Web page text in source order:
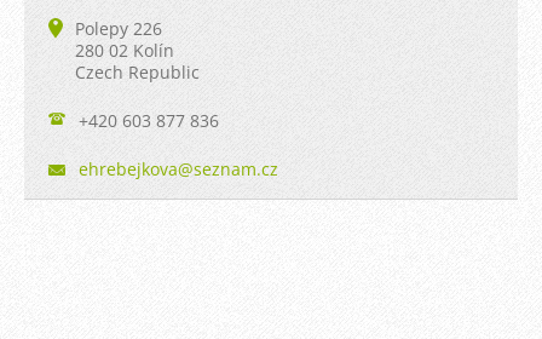
Polepy 226
280 02 Kolín
Czech Republic
+420 603 877 836
ehrebejkova@seznam.cz